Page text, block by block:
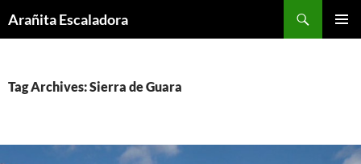
toArañita Escaladora
Tag Archives: Sierra de Guara